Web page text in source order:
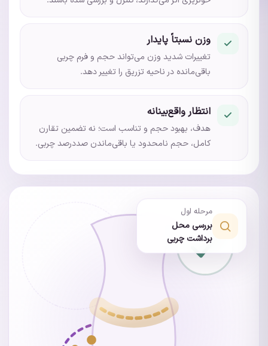
وزن نسبتاً پایدار
تغییرات شدید وزن می‌تواند حجم و فرم چربی
باقی‌مانده در ناحیه تزریق را تغییر دهد.
انتظار واقع‌بینانه
هدف، بهبود حجم و تناسب است؛ نه تضمین تقارن
کامل، حجم نامحدود یا باقی‌ماندن صددرصد چربی.
مرحله اول
بررسی محل
برداشت چربی